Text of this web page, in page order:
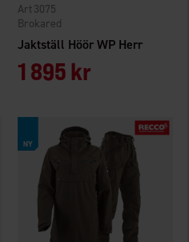
Jaktställ Höör WP Herr
Brokared
3075
1 895 kr